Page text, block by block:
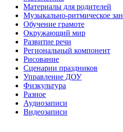
Материалы для родителей
Музыкально-ритмическое
Обучение грамоте
Окружающий мир
Развитие речи
Региональный компонент
Рисование
Сценарии праздников
Управление ДОУ
Физкультура
Разное
Аудиозаписи
Видеозаписи